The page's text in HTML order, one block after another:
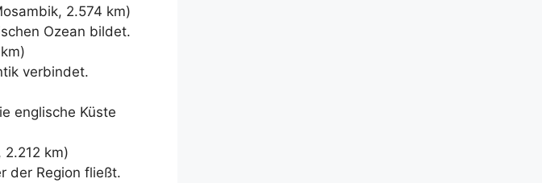
2.574 km)
Ozean bildet.
verbindet.
englische Küste
km)
der Region fließt.